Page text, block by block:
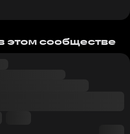
этом сообществе